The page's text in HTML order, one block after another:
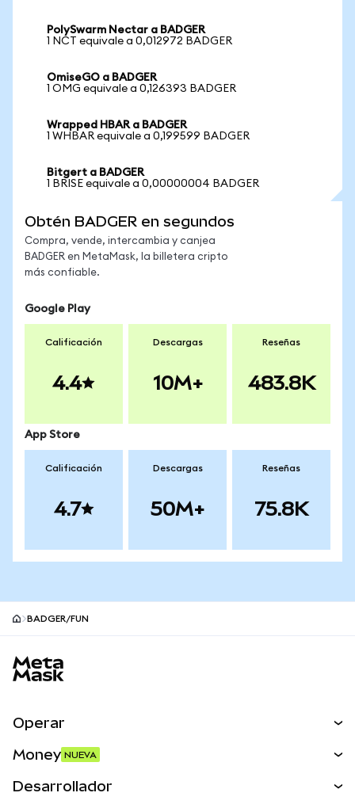
PolySwarm Nectar a BADGER
1 NCT equivale a 0,012972 BADGER
OmiseGO a BADGER
1 OMG equivale a 0,126393 BADGER
Wrapped HBAR a BADGER
1 WHBAR equivale a 0,199599 BADGER
Bitgert a BADGER
1 BRISE equivale a 0,00000004 BADGER
Obtén BADGER en segundos
Compra, vende, intercambia y canjea
BADGER en MetaMask, la billetera cripto
más confiable.
Google Play
Calificación
4.4
Descargas
10M+
Reseñas
483.8K
App Store
Calificación
4.7
Descargas
50M+
Reseñas
75.8K
BADGER/FUN
Operar
Money NUEVA
Desarrollador